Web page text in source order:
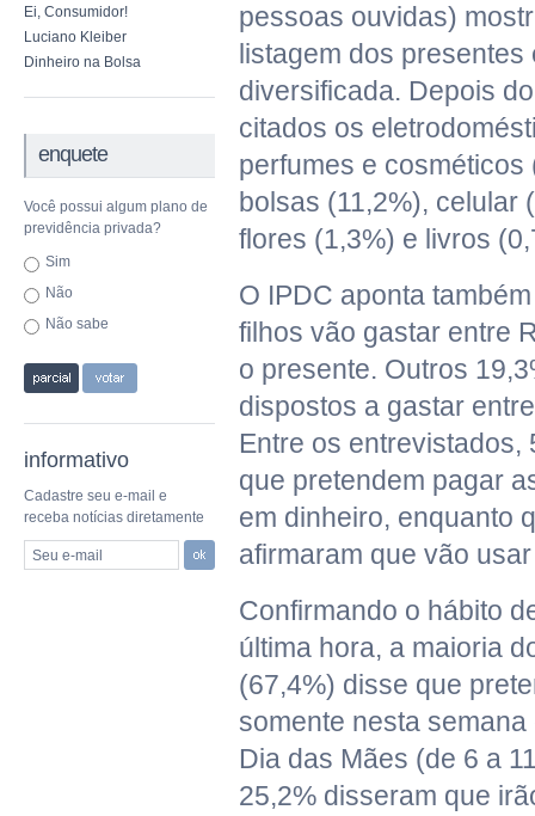
Ei, Consumidor!
Luciano Kleiber
Dinheiro na Bolsa
enquete
Você possui algum plano de
previdência privada?
Sim
Não
Não sabe
informativo
Cadastre seu e-mail e
receba notícias diretamente
Seu e-mail
pessoas ouvidas)
listagem dos
diversificada. Depois
citados os
perfumes e
bolsas (11,2%), celular
flores (1,3%) e livros
O IPDC aponta
filhos vão gastar entre
o presente. Outros
dispostos a gastar
Entre os entrevistados,
que pretendem pagar
em dinheiro, enquanto
afirmaram que vão
Confirmando o hábito
última hora, a maioria
(67,4%) disse que
somente nesta
Dia das Mães (de 6 a
25,2% disseram que